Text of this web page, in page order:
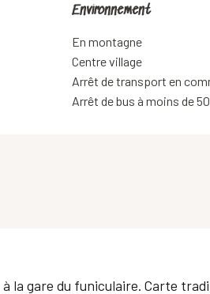
Environnement
Environnement
En montagne
Centre village
Arrêt de transport en
Arrêt de bus à moins de
la gare du funiculaire. Carte